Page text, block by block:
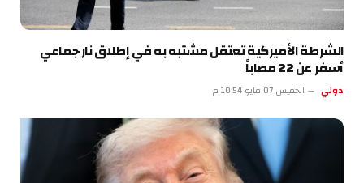
الشرطة الأميركية تعتقل مشتبه به في إطلاق نار جماعي
أسفر عن 22 مصاباً
دولي الخميس 07 مايو 10:54 م